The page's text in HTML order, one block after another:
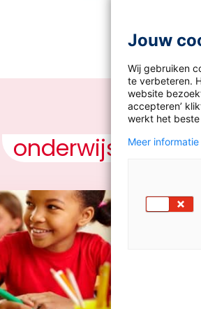
onderwijsnieuws
Jouw
Wij gebruiken
te verbeteren.
website
accepteren’
werkt het
Meer